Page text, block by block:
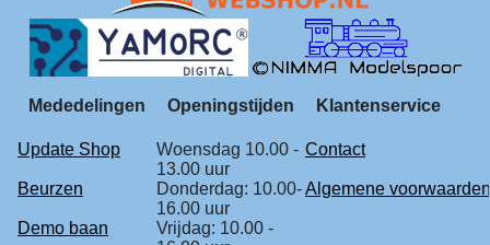
Mededelingen Openingstijden Klantenservice
Update Shop
Woensdag 10.00 -
13.00 uur
Contact
Beurzen
Donderdag: 10.00-
16.00 uur
Algemene voorwaarden
Demo baan
Vrijdag: 10.00 -